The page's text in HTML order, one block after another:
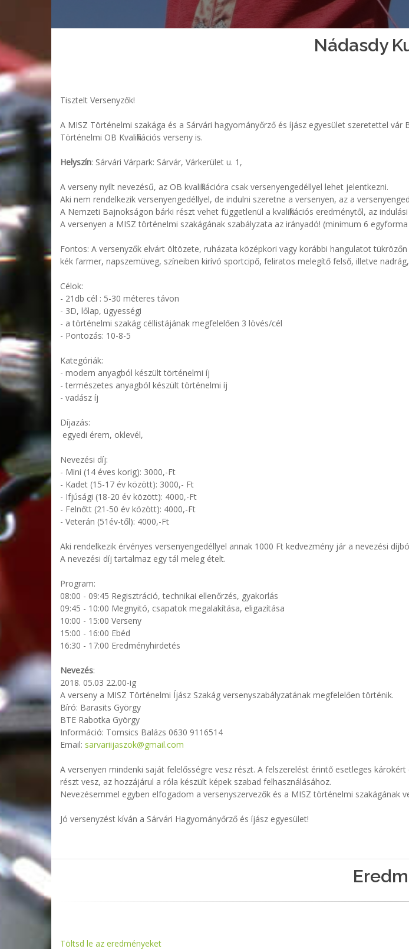
Nádasdy
Tisztelt Versenyzők!
A MISZ Történelmi szakága és a Sárvári hagyományőrző és íjász egyesület szeretettel
Történelmi OB Kvalifikációs verseny is.
Helyszín: Sárvári Várpark: Sárvár, Várkerület u. 1,
A verseny nyílt nevezésű, az OB kvalifikációra csak versenyengedéllyel lehet jelentkezni.
Aki nem rendelkezik versenyengedéllyel, de indulni szeretne a versenyen, az a
A Nemzeti Bajnokságon bárki részt vehet függetlenül a kvalifikációs eredménytől, az
A versenyen a MISZ történelmi szakágának szabályzata az irányadó! (minimum 6
Fontos: A versenyzők elvárt öltözete, ruházata középkori vagy korábbi hangulatot
kék farmer, napszemüveg, színeiben kirívó sportcipő, feliratos melegítő felső, illetve
Célok:
- 21db cél : 5-30 méteres távon
- 3D, lőlap, ügyességi
- a történelmi szakág céllistájának megfelelően 3 lövés/cél
- Pontozás: 10-8-5
Kategóriák:
- modern anyagból készült történelmi íj
- természetes anyagból készült történelmi íj
- vadász íj
Díjazás:
egyedi érem, oklevél,
Nevezési díj:
- Mini (14 éves korig): 3000,-Ft
- Kadet (15-17 év között): 3000,- Ft
- Ifjúsági (18-20 év között): 4000,-Ft
- Felnőtt (21-50 év között): 4000,-Ft
- Veterán (51év-től): 4000,-Ft
Aki rendelkezik érvényes versenyengedéllyel annak 1000 Ft kedvezmény jár a nevezési
A nevezési díj tartalmaz egy tál meleg ételt.
Program:
08:00 - 09:45 Regisztráció, technikai ellenőrzés, gyakorlás
09:45 - 10:00 Megnyitó, csapatok megalakítása, eligazítása
10:00 - 15:00 Verseny
15:00 - 16:00 Ebéd
16:30 - 17:00 Eredményhirdetés
Nevezés:
2018. 05.03 22.00-ig
A verseny a MISZ Történelmi Íjász Szakág
Bíró: Barasits György
BTE Rabotka György
Információ: Tomsics Balázs 0630 9116514
Email: sarvariijaszok@gmail.com
A versenyen mindenki saját felelősségre vesz részt. A felszerelést érintő esetleges
részt vesz, az hozzájárul a róla készült képek szabad felhasználásához.
Nevezésemmel egyben elfogadom a versenyszervezők
Jó versenyzést kíván a Sárvári Hagyományőrző és íjász egyesület!
Töltsd le az eredményeket